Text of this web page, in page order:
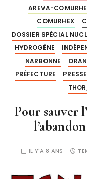
AREVA-
COMURHEX
DOSSIER SPÉCIAL
HYDROGÈNE
NARBONNE
PRÉFECTURE
PRESSE
Pour sauver
IL Y'A 8 ANS